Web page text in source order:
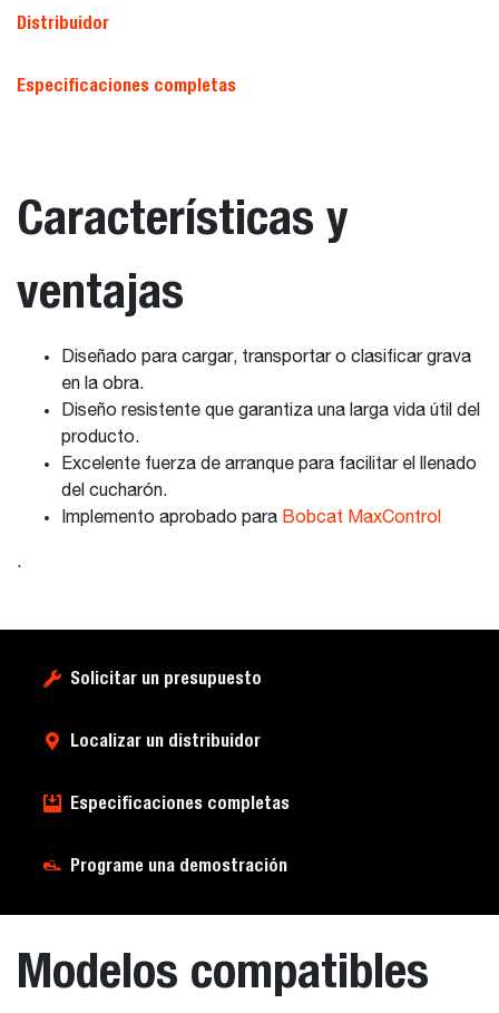
Distribuidor
Especificaciones completas
Características y
ventajas
Diseñado para cargar, transportar o clasificar grava
en la obra.
Diseño resistente que garantiza una larga vida útil del
producto.
Excelente fuerza de arranque para facilitar el llenado
del cucharón.
Implemento aprobado para Bobcat MaxControl
.
Solicitar un presupuesto
Localizar un distribuidor
Especificaciones completas
Programe una demostración
Modelos compatibles